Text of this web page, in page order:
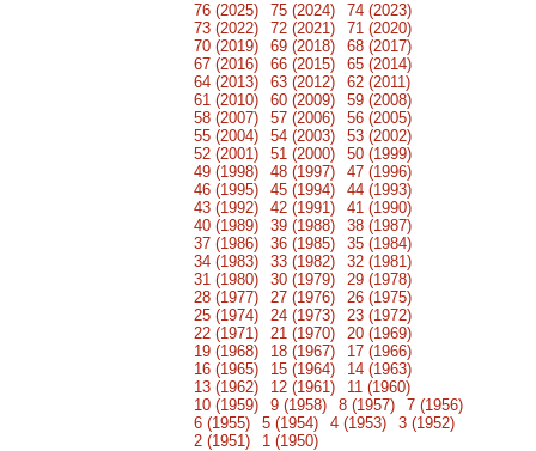
76 (2025) 75 (2024)
74 (2023)
73 (2022)
72 (2021)
71 (2020)
70 (2019)
69 (2018)
68 (2017)
67 (2016)
66 (2015)
65 (2014)
64 (2013)
63 (2012)
62 (2011)
61 (2010)
60 (2009)
59 (2008)
58 (2007)
57 (2006)
56 (2005)
55 (2004)
54 (2003)
53 (2002)
52 (2001)
51 (2000)
50 (1999)
49 (1998)
48 (1997)
47 (1996)
46 (1995)
45 (1994)
44 (1993)
43 (1992)
42 (1991)
41 (1990)
40 (1989)
39 (1988)
38 (1987)
37 (1986)
36 (1985)
35 (1984)
34 (1983)
33 (1982)
32 (1981)
31 (1980)
30 (1979)
29 (1978)
28 (1977)
27 (1976)
26 (1975)
25 (1974)
24 (1973)
23 (1972)
22 (1971)
21 (1970)
20 (1969)
19 (1968)
18 (1967)
17 (1966)
16 (1965)
15 (1964)
14 (1963)
13 (1962)
12 (1961)
11 (1960)
10 (1959)
9 (1958) 8 (1957)
7 (1956)
6 (1955)
5 (1954) 4 (1953)
3 (1952)
2 (1951)
1 (1950)